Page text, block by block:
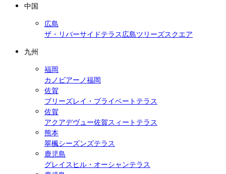
中国
広島
ザ・リバーサイドテラス広島ツリーズスクエア
九州
福岡
カノビアーノ福岡
佐賀
ブリーズレイ・プライベートテラス
佐賀
アクアデヴュー佐賀スィートテラス
熊本
翠楓シーズンズテラス
鹿児島
グレイスヒル・オーシャンテラス